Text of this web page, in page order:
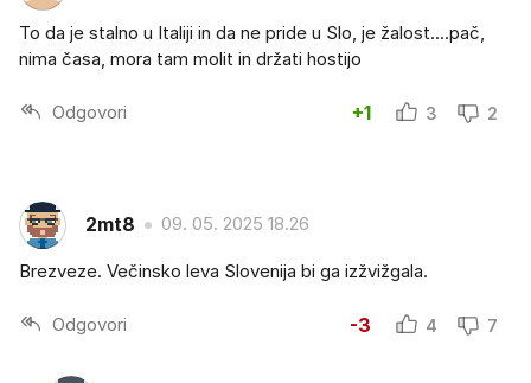
To da je stalno u Italiji in da ne pride u Slo, je žalost....pač,
nima časa, mora tam molit in držati hostijo
Odgovori +1 3 2
2mt8 09. 05. 2025 18.26
Brezveze. Večinsko leva Slovenija bi ga izžvižgala.
Odgovori -3 4 7